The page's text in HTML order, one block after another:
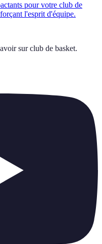
pour votre club de
l'esprit d'équipe.
sur club de basket.